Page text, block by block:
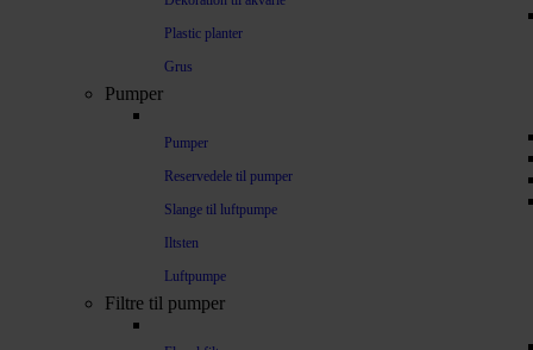
Plastic planter
Grus
Pumper
Pumper
Reservedele til pumper
Slange til luftpumpe
Iltsten
Luftpumpe
Filtre til pumper